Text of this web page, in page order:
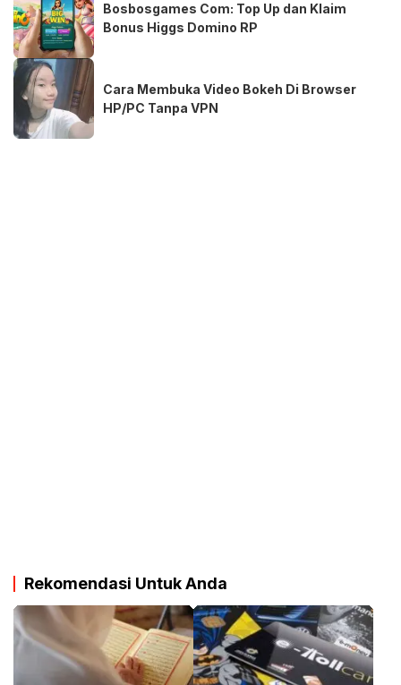
Bosbosgames Com: Top Up dan Klaim
Bonus Higgs Domino RP
Cara Membuka Video Bokeh Di Browser
HP/PC Tanpa VPN
Rekomendasi Untuk Anda